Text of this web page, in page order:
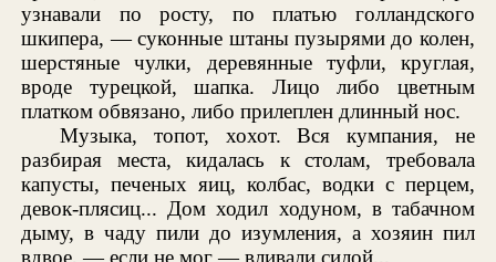
узнавали по росту, по платью голландского
шкипера, — суконные штаны пузырями до колен,
шерстяные чулки, деревянные туфли, круглая,
вроде турецкой, шапка. Лицо либо цветным
платком обвязано, либо прилеплен длинный нос.
Музыка, топот, хохот. Вся кумпания, не
разбирая места, кидалась к столам, требовала
капусты, печеных яиц, колбас, водки с перцем,
девок-плясиц... Дом ходил ходуном, в табачном
дыму, в чаду пили до изумления, а хозяин пил
вдвое, — если не мог — вливали силой...